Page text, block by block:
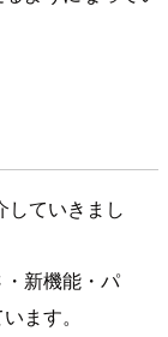
していきまし
新機能・パ
ます。